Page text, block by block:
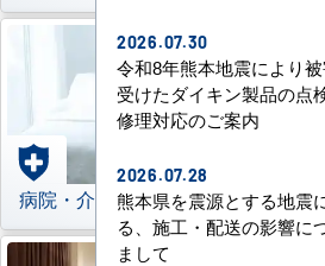
病院・介護施設 学
2026.07.30
令和8年熊本地震により
受けたダイキン製品の点
修理対応のご案内
2026.07.28
熊本県を震源とする地震
る、施工・配送の影響に
まして